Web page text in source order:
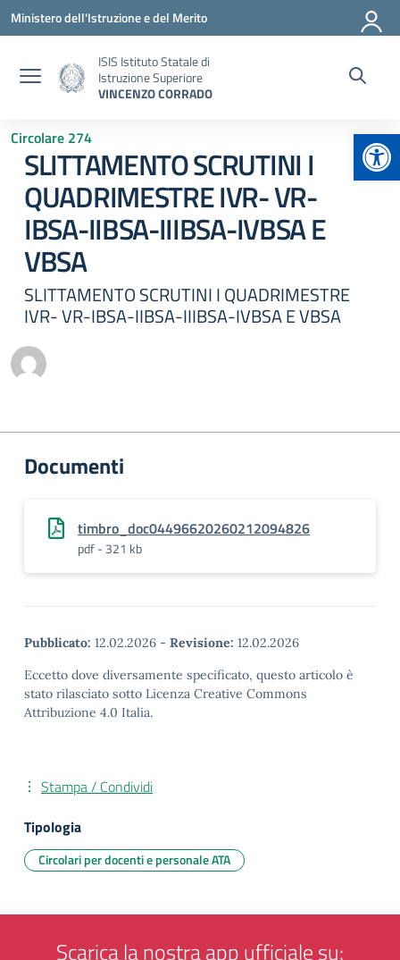
Vai ai contenuti
Vai al menu di navigazione
Vai al footer
Ministero dell'Istruzione e del Merito
ISIS Istituto Statale di
Istruzione Superiore
VINCENZO CORRADO
Circolare 274
SLITTAMENTO SCRUTINI I
QUADRIMESTRE IVR- VR-
IBSA-IIBSA-IIIBSA-IVBSA E
VBSA
SLITTAMENTO SCRUTINI I QUADRIMESTRE
IVR- VR-IBSA-IIBSA-IIIBSA-IVBSA E VBSA
Documenti
timbro_doc04496620260212094826
pdf - 321 kb
Pubblicato: 12.02.2026 - Revisione: 12.02.2026
Eccetto dove diversamente specificato, questo articolo è
stato rilasciato sotto Licenza Creative Commons
Attribuzione 4.0 Italia.
Stampa / Condividi
Tipologia
Circolari per docenti e personale ATA
Scarica la nostra app ufficiale su: